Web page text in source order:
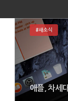
애플, 차세
#새소식